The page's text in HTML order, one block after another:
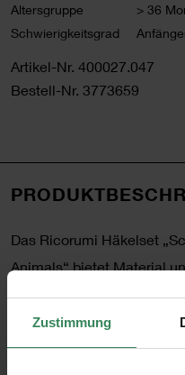
Zustimmung
Altersgruppe
> 36
Schwierigkeitsgrad
Artikel-Nr. 400027.047
Bestell-Nr. 3773659
Das Ricorumi Häkelset
Animals“ bietet Material
unterschiedliche
für Taschen oder
mehrere Knäuel Ricorumi